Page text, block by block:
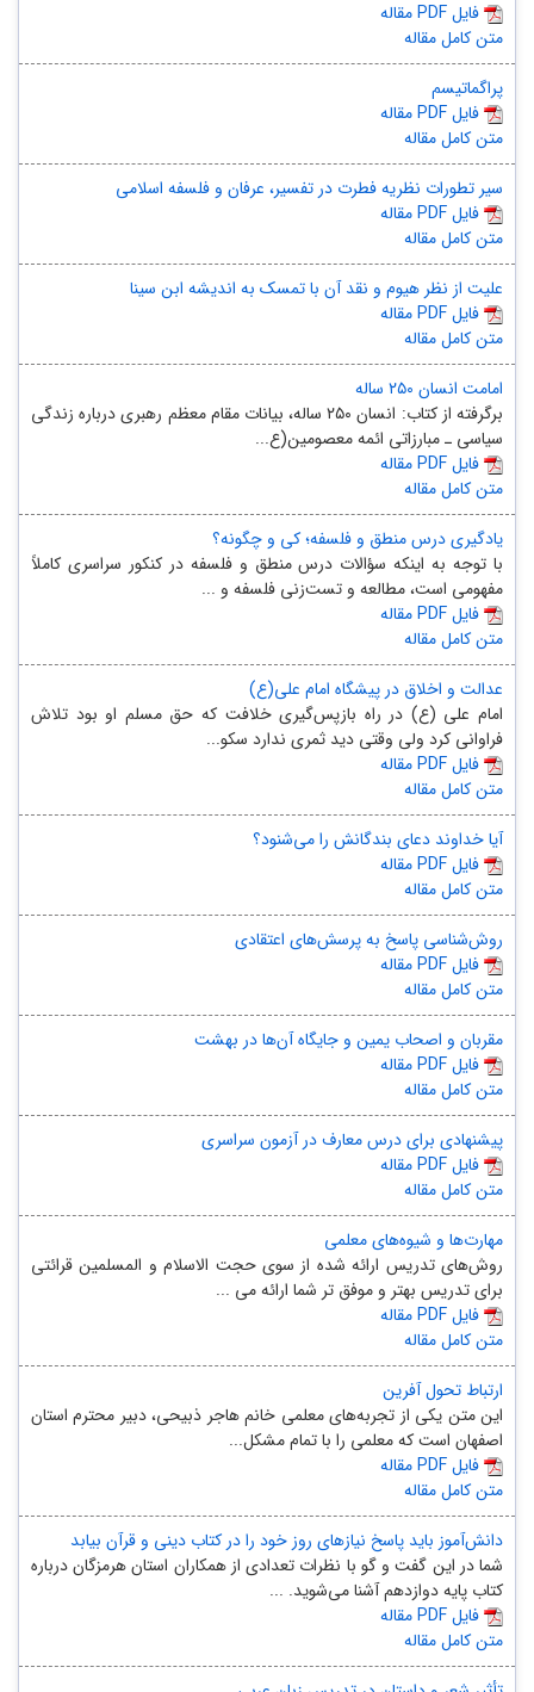
مقاله PDF فایل
متن کامل مقاله
پراگماتیسم
مقاله PDF فایل
متن کامل مقاله
سیر تطورات نظریه فطرت در تفسیر، عرفان و فلسفه اسلامی
مقاله PDF فایل
متن کامل مقاله
علیت از نظر هیوم و نقد آن با تمسک به اندیشه ابن سینا
مقاله PDF فایل
متن کامل مقاله
امامت انسان ۲۵۰ ساله
برگرفته از کتاب: انسان ۲۵۰ ساله، بیانات مقام معظم رهبری درباره زندگی
سیاسی ـ مبارزاتی ائمه معصومین(ع...
مقاله PDF فایل
متن کامل مقاله
یادگیری درس منطق و فلسفه؛ کی و چگونه؟
با توجه به اینکه سؤالات درس منطق و فلسفه در کنکور سراسری کاملاً
مفهومی است، مطالعه و تست‌زنی فلسفه و ...
مقاله PDF فایل
متن کامل مقاله
عدالت و اخلاق در پیشگاه امام علی(ع)
امام علی (ع) در راه باز‌پس‌گیری خلافت که حق مسلم او بود تلاش
فراوانی کرد ولی وقتی دید ثمری ندارد سکو...
مقاله PDF فایل
متن کامل مقاله
آیا خداوند دعای بندگانش را می‌شنود؟
مقاله PDF فایل
متن کامل مقاله
روش‌شناسی پاسخ‌ به پرسش‌های اعتقادی
مقاله PDF فایل
متن کامل مقاله
مقربان و اصحاب یمین و جایگاه آن‌ها در بهشت
مقاله PDF فایل
متن کامل مقاله
پیشنهادی برای درس معارف در آزمون سراسری
مقاله PDF فایل
متن کامل مقاله
مهارت‌ها و شیو‌ه‌های معلمی
روش‌های تدریس ارائه شده از سوی حجت الاسلام و المسلمین قرائتی
برای تدریس بهتر و موفق تر شما ارائه می ...
مقاله PDF فایل
متن کامل مقاله
ارتباط تحول آفرین
این متن یکی از تجربه‌های معلمی خانم هاجر ذبیحی، دبیر محترم استان
اصفهان است که معلمی را با تمام مشکل...
مقاله PDF فایل
متن کامل مقاله
دانش‌آموز باید پاسخ نیازهای روز خود را در کتاب دینی و قرآن بیابد
شما در این گفت و گو با نظرات تعدادی از همکاران استان هرمزگان درباره
کتاب پایه دوازدهم آشنا می‌شوید. ...
مقاله PDF فایل
متن کامل مقاله